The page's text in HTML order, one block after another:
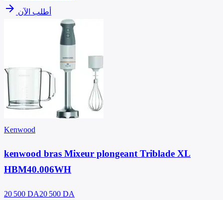
arrow_forward أطلب الآن
Kenwood
kenwood bras Mixeur plongeant Triblade XL
HBM40.006WH
20 500 DA20 500 DA